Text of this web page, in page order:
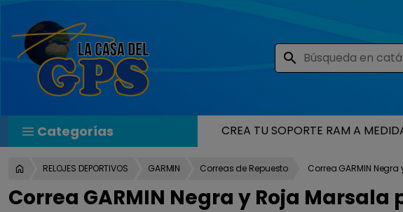
search
Categorías CREA TU SOPORTE RAM A
RELOJES DEPORTIVOS GARMIN Correas de Repuesto Correa GARMIN
Correa GARMIN Negra y Roja